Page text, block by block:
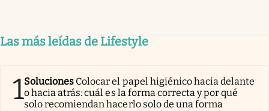
Las más leídas de Lifestyle
1Soluciones Colocar el papel higiénico hacia delante
o hacia atrás: cuál es la forma correcta y por qué
solo recomiendan hacerlo solo de una forma